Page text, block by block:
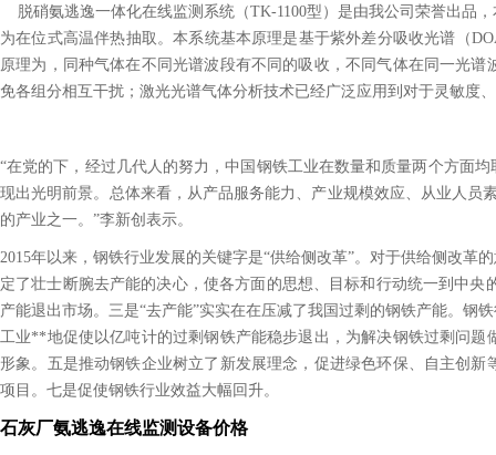
脱硝氨逃逸一体化在线监测系统（TK-1100型）是由我公司荣誉出品
为在位式高温伴热抽取。本系统基本原理是基于紫外差分吸收光谱（
原理为，同种气体在不同光谱波段有不同的吸收，不同气体在同一光
免各组分相互干扰；激光光谱气体分析技术已经广泛应用到对于灵敏度
“在党的下，经过几代人的努力，中国钢铁工业在数量和质量两个方面
现出光明前景。总体来看，从产品服务能力、产业规模效应、从业人
的产业之一。”李新创表示。
2015年以来，钢铁行业发展的关键字是“供给侧改革”。对于供给侧改
定了壮士断腕去产能的决心，使各方面的思想、目标和行动统一到中
产能退出市场。三是“去产能”实实在在压减了我国过剩的钢铁产能。钢
工业**地促使以亿吨计的过剩钢铁产能稳步退出，为解决钢铁过剩问
形象。五是推动钢铁企业树立了新发展理念，促进绿色环保、自主创
项目。七是促使钢铁行业效益大幅回升。
石灰厂氨逃逸在线监测设备价格